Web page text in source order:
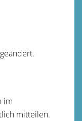
im
mitteilen.